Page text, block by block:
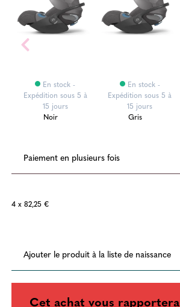
En stock -
Expédition sous 5 à
15 jours
Noir
En stock -
Expédition sous 5 à
15 jours
Gris
Paiement en plusieurs fois
4 x 82,25 €
Ajouter le produit à la liste de naissance
Cet achat vous rapportera